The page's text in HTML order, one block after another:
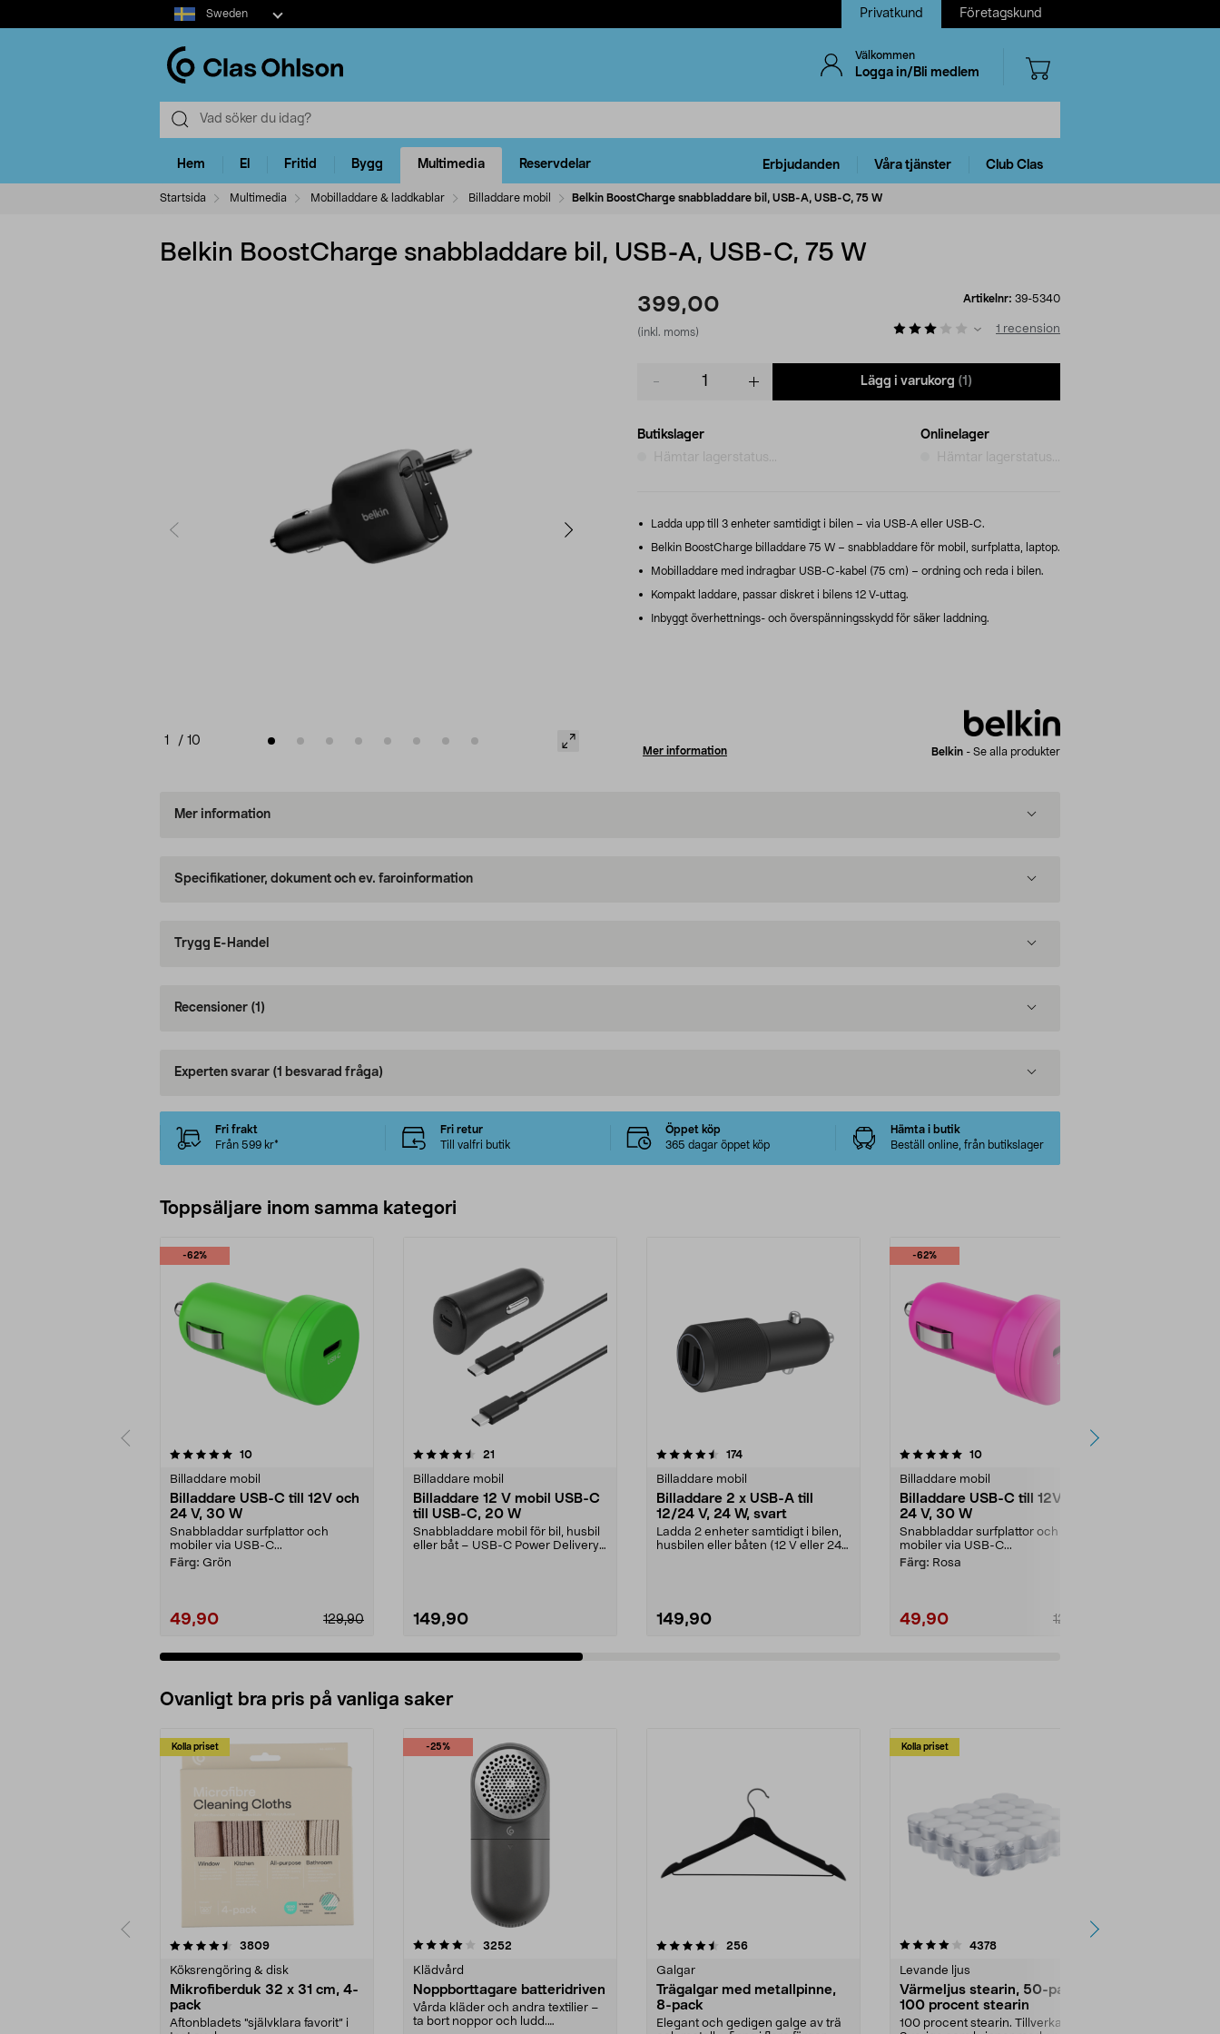
Select
market
Sweden Privatkund Företagskund
Välkommen
Logga in/Bli medlem
Hem El Fritid Bygg Multimedia Reservdelar Erbjudanden Våra tjänster Club Clas
Startsida Multimedia Mobilladdare & laddkablar Billaddare mobil Belkin BoostCharge snabbladdare bil, USB-A, USB-C, 75 W
Belkin BoostCharge snabbladdare bil, USB-A, USB-C, 75 W
1 / 10
399,00
(inkl. moms)
Artikelnr: 39-5340
1 recension
Lägg i varukorg (1)
Butikslager
Hämtar lagerstatus...
Onlinelager
Hämtar lagerstatus...
Ladda upp till 3 enheter samtidigt i bilen – via USB-A eller USB-C.
Belkin BoostCharge billaddare 75 W – snabbladdare för mobil, surfplatta, laptop.
Mobilladdare med indragbar USB-C-kabel (75 cm) – ordning och reda i bilen.
Kompakt laddare, passar diskret i bilens 12 V-uttag.
Inbyggt överhettnings- och överspänningsskydd för säker laddning.
Mer information Belkin - Se alla produkter
Mer information
Specifikationer, dokument och ev. faroinformation
Trygg E-Handel
Recensioner (1)
Experten svarar (1 besvarad fråga)
Fri frakt
Från 599 kr*
Fri retur
Till valfri butik
Öppet köp
365 dagar öppet köp
Hämta i butik
Beställ online, från butikslager
Toppsäljare inom samma kategori
-62%
10recensioner
Billaddare mobil
Billaddare USB-C till 12V och
24 V, 30 W
Snabbladdar surfplattor och
mobiler via USB-C...
Färg: Grön
49,90 129,90
4.5 av 5 stjärnor 21
Billaddare mobil
Billaddare 12 V mobil USB-C
till USB-C, 20 W
Snabbladdare mobil för bil, husbil
eller båt – USB-C Power Delivery.
149,90
4.5 av 5 stjärnor 174recensioner
Billaddare mobil
Billaddare 2 x USB-A till
12/24 V, 24 W, svart
Ladda 2 enheter samtidigt i bilen,
husbilen eller båten (12 V eller 24
149,90
-62%
5.0 av 5 stjärnor 10recensioner
Billaddare mobil
Billaddare USB-C till 12V och
24 V, 30 W
Snabbladdar surfplattor och
mobiler via USB-C...
Färg: Rosa
49,90 129,90
4.5 av 5 stjärnor
Ovanligt bra pris på vanliga saker
Kolla priset
3809recensioner
Köksrengöring & disk
Mikrofiberduk 32 x 31 cm, 4-
pack
Aftonbladets "självklara favorit” i
-25%
4.0av 5 stjärnor 3252
Klädvård
Noppborttagare batteridriven
Vårda kläder och andra textilier –
ta bort noppor och ludd.
4.5av 5 stjärnor 256recensioner
Galgar
Trägalgar med metallpinne,
8-pack
Elegant och gedigen galge av trä
Kolla priset
4.0av 5 stjärnor 4378recensioner
Levande ljus
Värmeljus stearin, 50-pack,
100 procent stearin
100 procent stearin. Tillverkade i
4.5av 5 stjärnor